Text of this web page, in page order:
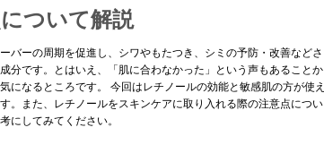
ついて解説
バーの周期を促進し、シワやもたつき、シミの予防・改善などさ
分です。とはいえ、「肌に合わなかった」という声もあることか
になるところです。 今回はレチノールの効能と敏感肌の方が使え
。また、レチノールをスキンケアに取り入れる際の注意点につい
にしてみてください。